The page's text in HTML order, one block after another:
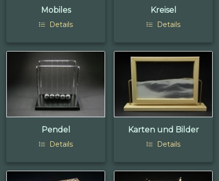
Mobiles
Details
Kreisel
Details
Pendel
Details
Karten und Bilder
Details